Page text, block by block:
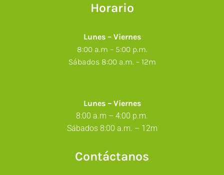
Horario
Lunes – Viernes
8:00 a.m – 5:00 p.m.
Sábados 8:00 a.m. – 12m
Lunes – Viernes
8:00 a.m – 4:00 p.m.
Sábados 8:00 a.m. – 12m
Contáctanos